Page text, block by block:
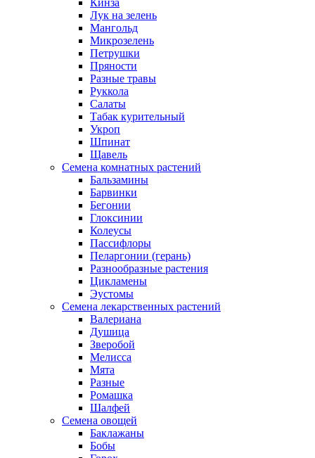
Кинза
Лук на зелень
Мангольд
Микрозелень
Петрушки
Пряности
Разные травы
Руккола
Салаты
Табак курительный
Укроп
Шпинат
Щавель
Семена комнатных растений
Бальзамины
Барвинки
Бегонии
Глоксинии
Колеусы
Пассифлоры
Пеларгонии (герань)
Разнообразные растения
Цикламены
Эустомы
Семена лекарственных растений
Валериана
Душица
Зверобой
Мелисса
Мята
Разные
Ромашка
Шалфей
Семена овощей
Баклажаны
Бобы